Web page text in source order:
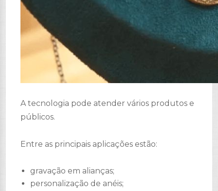
A tecnologia pode atender vários produtos e
públicos.
Entre as principais aplicações estão:
gravação em alianças;
personalização de anéis;